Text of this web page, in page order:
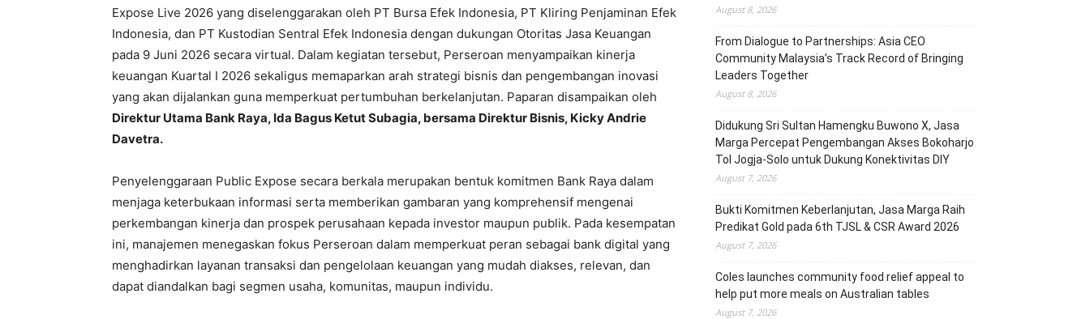
Expose Live 2026 yang diselenggarakan oleh PT Bursa Efek Indonesia, PT Kliring Penjaminan Efek
Indonesia, dan PT Kustodian Sentral Efek Indonesia dengan dukungan Otoritas Jasa Keuangan
pada 9 Juni 2026 secara virtual. Dalam kegiatan tersebut, Perseroan menyampaikan kinerja
keuangan Kuartal I 2026 sekaligus memaparkan arah strategi bisnis dan pengembangan inovasi
yang akan dijalankan guna memperkuat pertumbuhan berkelanjutan. Paparan disampaikan oleh
Direktur Utama Bank Raya, Ida Bagus Ketut Subagia, bersama Direktur Bisnis, Kicky Andrie
Davetra.
Penyelenggaraan Public Expose secara berkala merupakan bentuk komitmen Bank Raya dalam
menjaga keterbukaan informasi serta memberikan gambaran yang komprehensif mengenai
perkembangan kinerja dan prospek perusahaan kepada investor maupun publik. Pada kesempatan
ini, manajemen menegaskan fokus Perseroan dalam memperkuat peran sebagai bank digital yang
menghadirkan layanan transaksi dan pengelolaan keuangan yang mudah diakses, relevan, dan
dapat diandalkan bagi segmen usaha, komunitas, maupun individu.
August 8, 2026
From Dialogue to Partnerships: Asia CEO
Community Malaysia’s Track Record of Bringing
Leaders Together
August 8, 2026
Didukung Sri Sultan Hamengku Buwono X, Jasa
Marga Percepat Pengembangan Akses Bokoharjo
Tol Jogja-Solo untuk Dukung Konektivitas DIY
August 7, 2026
Bukti Komitmen Keberlanjutan, Jasa Marga Raih
Predikat Gold pada 6th TJSL & CSR Award 2026
August 7, 2026
Coles launches community food relief appeal to
help put more meals on Australian tables
August 7, 2026